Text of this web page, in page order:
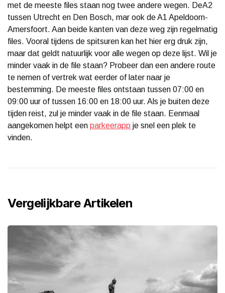
met de meeste files staan nog twee andere wegen. DeA2
tussen Utrecht en Den Bosch, mar ook de A1 Apeldoorn-
Amersfoort. Aan beide kanten van deze weg zijn regelmatig
files. Vooral tijdens de spitsuren kan het hier erg druk zijn,
maar dat geldt natuurlijk voor alle wegen op deze lijst. Wil je
minder vaak in de file staan? Probeer dan een andere route
te nemen of vertrek wat eerder of later naar je
bestemming. De meeste files ontstaan tussen 07:00 en
09:00 uur of tussen 16:00 en 18:00 uur. Als je buiten deze
tijden reist, zul je minder vaak in de file staan. Eenmaal
aangekomen helpt een parkeerapp je snel een plek te
vinden.
Vergelijkbare Artikelen